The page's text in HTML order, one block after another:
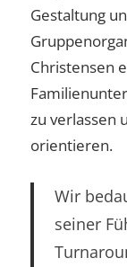
Gestaltung
Christensen
zu verlassen
orientieren.
Wir
seiner